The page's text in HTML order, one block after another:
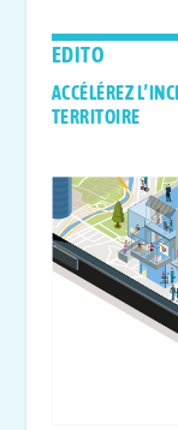
EDITO
ACCÉLÉREZ
TERRITOIRE